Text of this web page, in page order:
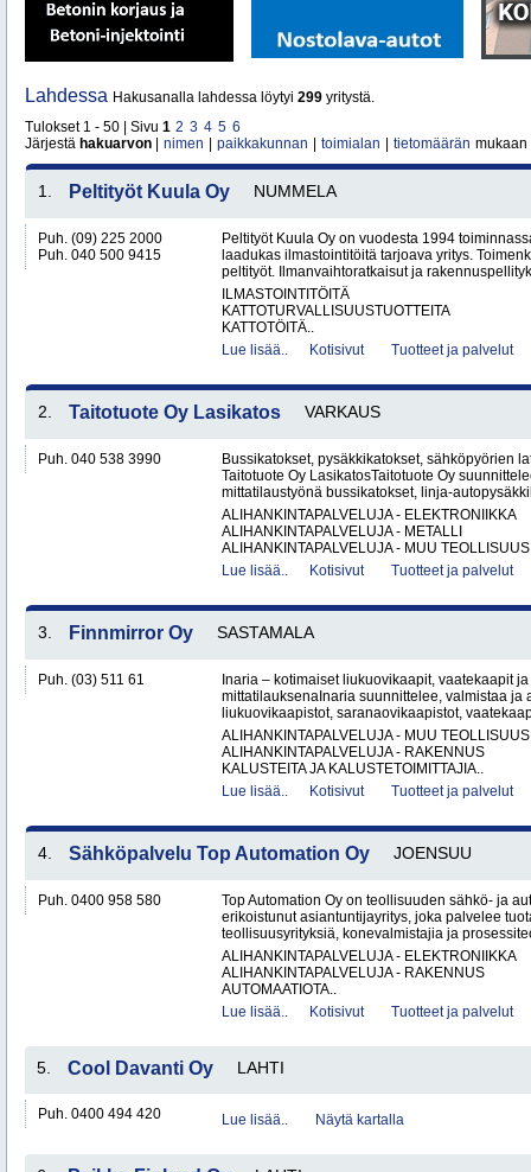
Lahdessa Hakusanalla lahdessa löytyi 299 yritystä.
Tulokset 1 - 50 | Sivu 1 2 3 4 5 6
Järjestä hakuarvon nimen paikkakunnan toimialan tietomäärän mukaan
1. Peltityöt Kuula Oy NUMMELA
Puh. (09) 225 2000
Puh. 040 500 9415
Peltityöt Kuula Oy on vuodesta 1994
laadukas ilmastointitöitä tarjoava yritys.
peltityöt. Ilmanvaihtoratkaisut ja
ILMASTOINTITÖITÄ
KATTOTURVALLISUUSTUOTTEITA
KATTOTÖITÄ..
Lue lisää..
Kotisivut Tuotteet ja palvelut
2. Taitotuote Oy Lasikatos VARKAUS
Puh. 040 538 3990
Bussikatokset, pysäkkikatokset, sähköpyörien
Taitotuote Oy LasikatosTaitotuote Oy
mittatilaustyönä bussikatokset, linja-
ALIHANKINTAPALVELUJA - ELEKTRONIIKKA
ALIHANKINTAPALVELUJA - METALLI
ALIHANKINTAPALVELUJA - MUU
Lue lisää..
Kotisivut Tuotteet ja palvelut
3. Finnmirror Oy SASTAMALA
Puh. (03) 511 61
Inaria – kotimaiset liukuovikaapit, vaatekaapit
mittatilauksenaInaria suunnittelee, valmistaa ja
liukuovikaapistot, saranaovikaapistot,
ALIHANKINTAPALVELUJA - MUU TEOLLISUUS
ALIHANKINTAPALVELUJA - RAKENNUS
KALUSTEITA JA KALUSTETOIMITTAJIA..
Lue lisää..
Kotisivut Tuotteet ja palvelut
4. Sähköpalvelu Top Automation Oy JOENSUU
Puh. 0400 958 580
Top Automation Oy on teollisuuden sähkö- ja
erikoistunut asiantuntijayritys, joka palvelee
teollisuusyrityksiä, konevalmistajia ja
ALIHANKINTAPALVELUJA - ELEKTRONIIKKA
ALIHANKINTAPALVELUJA - RAKENNUS
AUTOMAATIOTA..
Lue lisää..
Kotisivut Tuotteet ja palvelut
5. Cool Davanti Oy LAHTI
Puh. 0400 494 420 Lue lisää.. Näytä kartalla